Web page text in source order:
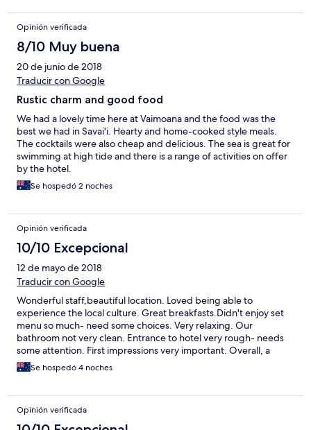
that is amazing - if you're going trying to be a this place on a
Thursday.
Opinión verificada
8/10 Muy buena
20 de junio de 2018
Traducir con Google
Rustic charm and good food
We had a lovely time here at Vaimoana and the food was the
best we had in Savai'i. Hearty and home-cooked style meals.
The cocktails were also cheap and delicious. The sea is great for
swimming at high tide and there is a range of activities on offer
by the hotel.
Se hospedó 2 noches
Opinión verificada
10/10 Excepcional
12 de mayo de 2018
Traducir con Google
Wonderful staff,beautiful location. Loved being able to
experience the local culture. Great breakfasts.Didn't enjoy set
menu so much- need some choices. Very relaxing. Our
bathroom not very clean. Entrance to hotel very rough- needs
some attention. First impressions very important. Overall, a
great experience, though.
Se hospedó 4 noches
Opinión verificada